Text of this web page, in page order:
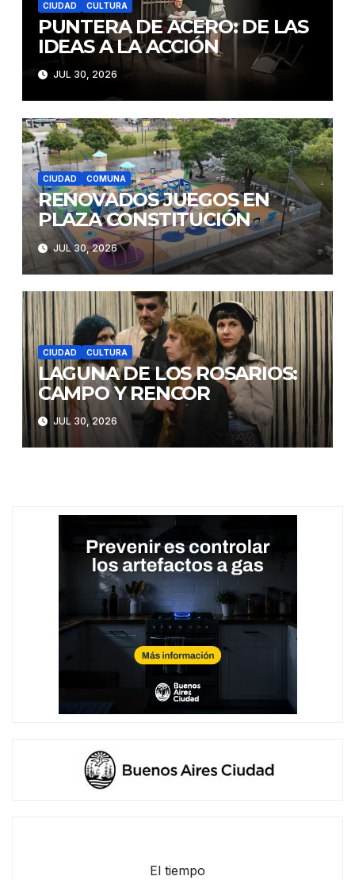
CIUDAD CULTURA
PUNTERA DE ACERO: DE LAS
IDEAS A LA ACCIÓN
JUL 30, 2026
CIUDAD COMUNA
RENOVADOS JUEGOS EN
PLAZA CONSTITUCIÓN
JUL 30, 2026
CIUDAD CULTURA
LAGUNA DE LOS ROSARIOS:
CAMPO Y RENCOR
JUL 30, 2026
El tiempo